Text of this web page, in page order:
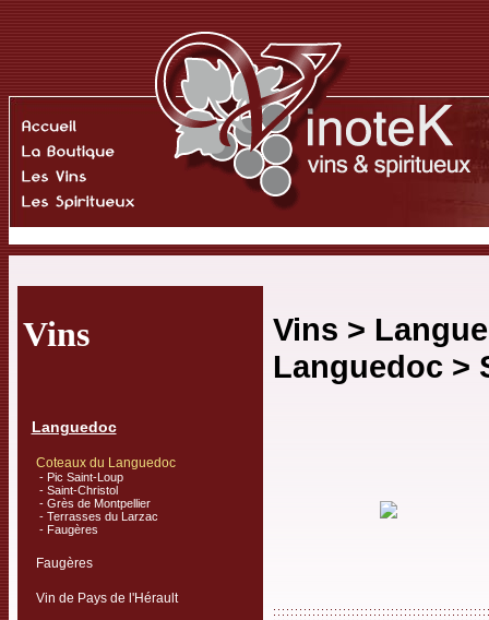
Vins
Languedoc
Coteaux du Languedoc
- Pic Saint-Loup
- Saint-Christol
- Grès de Montpellier
- Terrasses du Larzac
- Faugères
Faugères
Vin de Pays de l'Hérault
Vins >
Languedoc >